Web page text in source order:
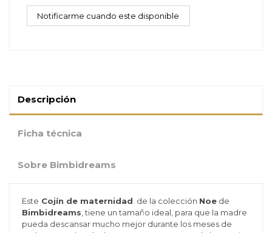
Descripción
Ficha técnica
Sobre Bimbidreams
Este Cojín de maternidad de la colección Noede
Bimbidreams , tiene un tamaño ideal, para que la madre
pueda descansar mucho mejor durante los meses de